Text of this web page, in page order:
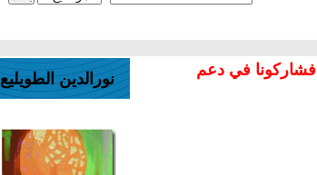
فشاركونا في دعم
نورالدين الطويليع